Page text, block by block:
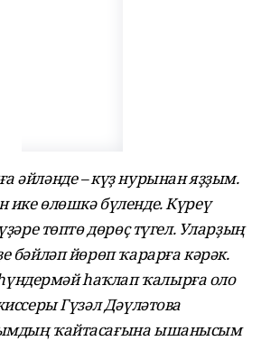
әйләнде – күҙ нурынан яҙҙым.
өлөшкә бүленде. Күреү
төптө дөрөҫ түгел. Уларҙың
бәйләп йөрөп ҡарарға кәрәк.
һаҡлап ҡалырға оло
Гүзәл Дәүләтова
ҡайтасағына ышанысым